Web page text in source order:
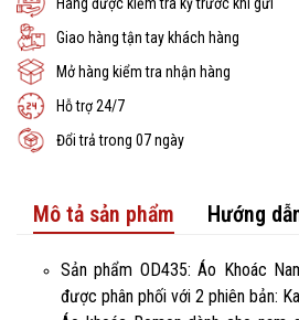
Giao hàng tận tay khách hàng
Mở hàng kiểm tra nhận hàng
Hỗ trợ 24/7
Đổi trả trong 07 ngày
Mô tả sản phẩm Hướng
Sản phẩm OD435: Áo Khoác
được phân phối với 2 phiên bản: